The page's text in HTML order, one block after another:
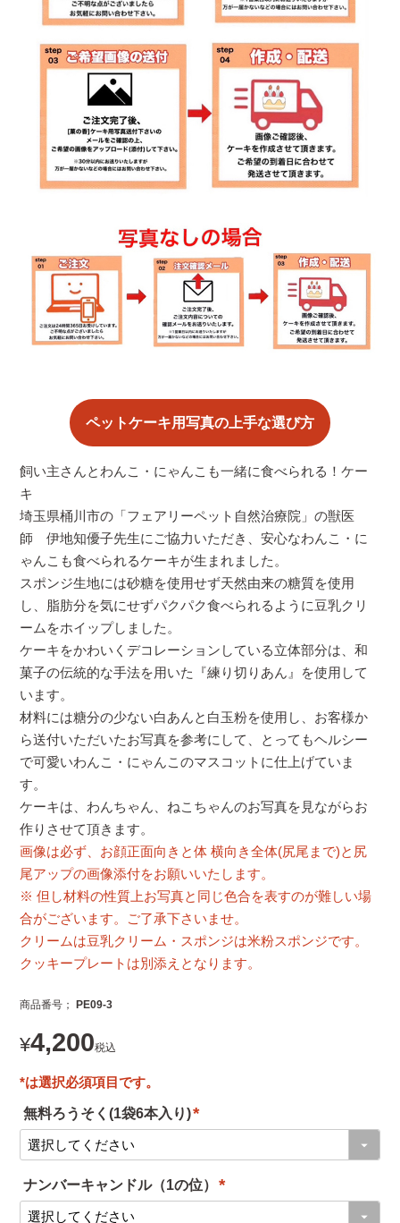
ペットケーキ用写真の上手な選び方
飼い主さんとわんこ・にゃんこも一緒に食べられる！ケー
キ
埼玉県桶川市の「フェアリーペット自然治療院」の獣医
師 伊地知優子先生にご協力いただき、安心なわんこ・に
ゃんこも食べられるケーキが生まれました。
スポンジ生地には砂糖を使用せず天然由来の糖質を使用
し、脂肪分を気にせずパクパク食べられるように豆乳クリ
ームをホイップしました。
ケーキをかわいくデコレーションしている立体部分は、和
菓子の伝統的な手法を用いた『練り切りあん』を使用して
います。
材料には糖分の少ない白あんと白玉粉を使用し、お客様か
ら送付いただいたお写真を参考にして、とってもヘルシー
で可愛いわんこ・にゃんこのマスコットに仕上げていま
す。
ケーキは、わんちゃん、ねこちゃんのお写真を見ながらお
作りさせて頂きます。
画像は必ず、お顔正面向きと体 横向き全体(尻尾まで)と尻
尾アップの画像添付をお願いいたします。
※ 但し材料の性質上お写真と同じ色合を表すのが難しい場
合がございます。ご了承下さいませ。
クリームは豆乳クリーム・スポンジは米粉スポンジです。
クッキープレートは別添えとなります。
商品番号 PE09-3
¥4,200税込
無料ろうそく(1袋6本入り)
必
須
ナンバーキャンドル（1の位）